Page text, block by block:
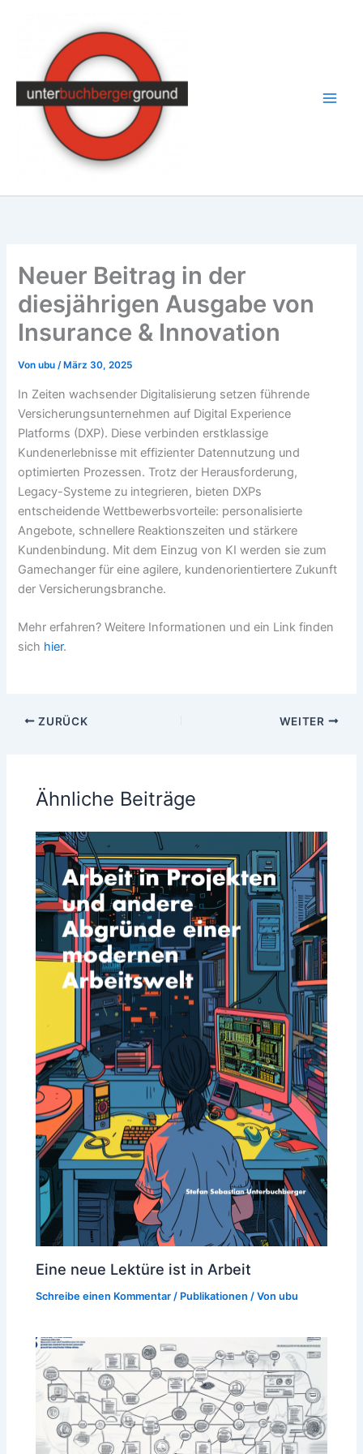
Neuer Beitrag in der
diesjährigen Ausgabe von
Insurance & Innovation
Vonubu/ März 30, 2025
In Zeiten wachsender Digitalisierung setzen führende
Versicherungsunternehmen auf Digital Experience
Platforms (DXP). Diese verbinden erstklassige
Kundenerlebnisse mit effizienter Datennutzung und
optimierten Prozessen. Trotz der Herausforderung,
Legacy-Systeme zu integrieren, bieten DXPs
entscheidende Wettbewerbsvorteile: personalisierte
Angebote, schnellere Reaktionszeiten und stärkere
Kundenbindung. Mit dem Einzug von KI werden sie zum
Gamechanger für eine agilere, kundenorientiertere Zukunft
der Versicherungsbranche.
Mehr erfahren? Weitere Informationen und ein Link finden
sich hier.
ZURÜCK WEITER
Ähnliche Beiträge
Eine neue Lektüre ist in Arbeit
Schreibe einen Kommentar / Publikationen / Vonubu